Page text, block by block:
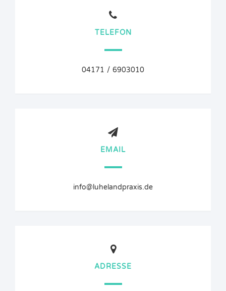
TELEFON
04171 / 6903010
EMAIL
info@luhelandpraxis.de
ADRESSE